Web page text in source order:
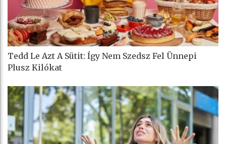
Tedd Le Azt A Sütit: Így Nem Szedsz Fel Ünnepi
Plusz Kilókat